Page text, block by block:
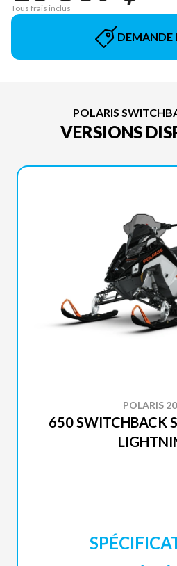
Tous frais inclus
DEMANDE
POLARIS
VERSIONS
POLARIS
650 SWITCHBACK